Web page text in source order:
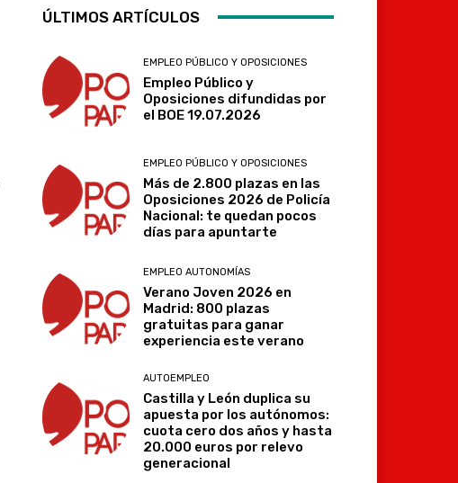
ÚLTIMOS ARTÍCULOS
EMPLEO PÚBLICO Y OPOSICIONES
Empleo Público y
Oposiciones difundidas por
el BOE 19.07.2026
EMPLEO PÚBLICO Y OPOSICIONES
Más de 2.800 plazas en las
Oposiciones 2026 de Policía
Nacional: te quedan pocos
días para apuntarte
EMPLEO AUTONOMÍAS
Verano Joven 2026 en
Madrid: 800 plazas
gratuitas para ganar
experiencia este verano
AUTOEMPLEO
Castilla y León duplica su
apuesta por los autónomos:
cuota cero dos años y hasta
20.000 euros por relevo
generacional